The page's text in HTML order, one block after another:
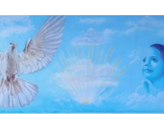
DESTACADAS
simplificación
y
de trámites